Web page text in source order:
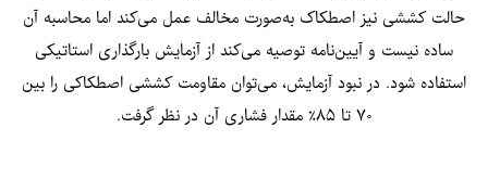
حالت کششی نیز اصطکاک به‌صورت مخالف عمل می‌کند اما محاسبه آن
ساده نیست و آیین‌نامه توصیه می‌کند از آزمایش بارگذاری استاتیکی
استفاده شود. در نبود آزمایش، می‌توان مقاومت کششی اصطکاکی را بین
۷۰ تا ۸۵٪ مقدار فشاری آن در نظر گرفت.